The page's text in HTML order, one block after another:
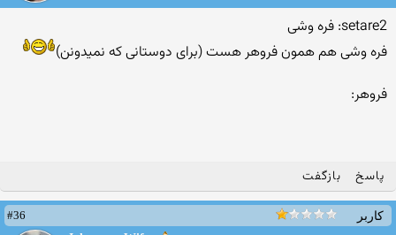
setare2: فره وشی
فره وشی هم همون فروهر هست (برای دوستانی که نمیدونن)
فروهر:
پاسخ بازگفت
کاربر
#36